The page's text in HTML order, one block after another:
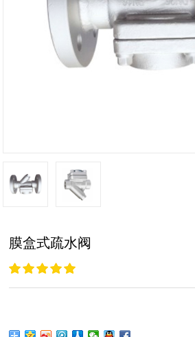
膜盒式疏水阀